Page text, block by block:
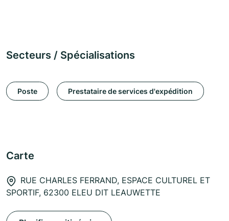
Secteurs / Spécialisations
Poste Prestataire de services d'expédition
Carte
RUE CHARLES FERRAND, ESPACE CULTUREL ET
SPORTIF, 62300 ELEU DIT LEAUWETTE